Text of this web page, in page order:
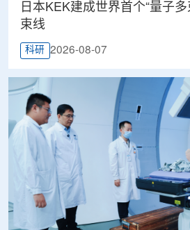
日本KEK建成世界首个“量子
束线
科研 2026-08-07